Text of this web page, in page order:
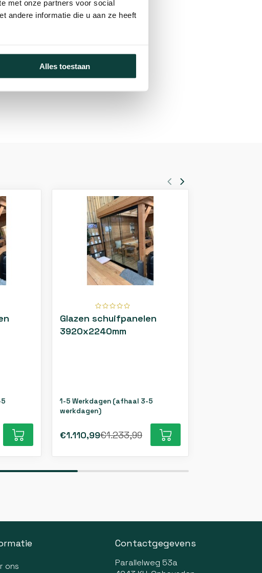
met onze partners voor social
andere informatie die u aan ze heeft
Alles toestaan
Glazen schuifpanelen
3920x2240mm
1-5 Werkdagen (afhaal 3-5
werkdagen)
€1.110,99€1.233,99
ons
Contactgegevens
Parallelweg 53a